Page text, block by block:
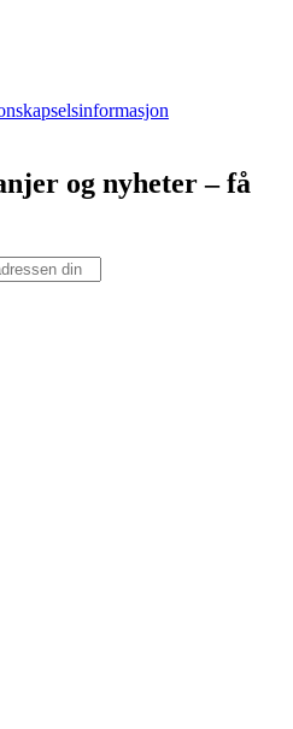
og nyheter – få